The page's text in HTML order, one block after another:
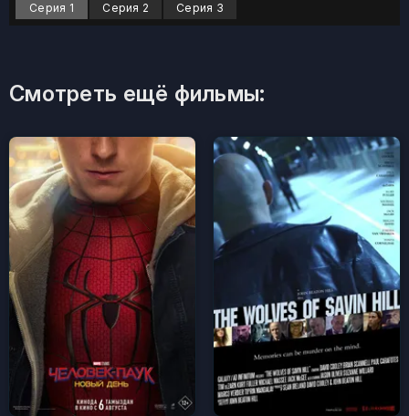
Серия 1 Серия 2 Серия 3
Смотреть ещё фильмы: